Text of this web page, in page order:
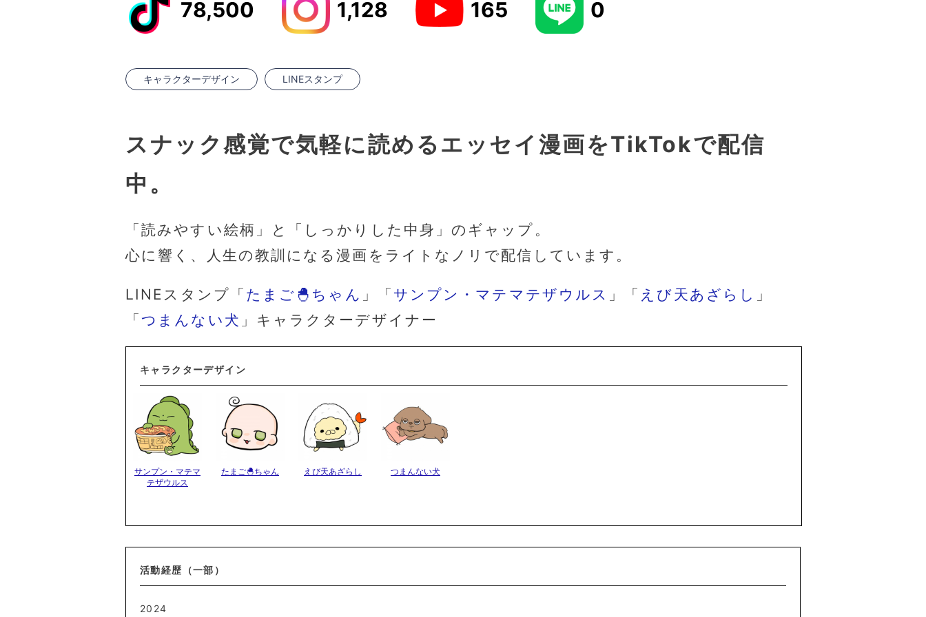
78,500 1,128 165 0
キャラクターデザイン LINEスタンプ
スナック感覚で気軽に読めるエッセイ漫画をTikTokで配信
中。
「読みやすい絵柄」と「しっかりした中身」のギャップ。
心に響く、人生の教訓になる漫画をライトなノリで配信しています。
LINEスタンプ「 たまご🐣ちゃん 」「 サンプン・マテマテザウルス 」「 えび天あざらし 」
「 つまんない犬 」キャラクターデザイナー
キャラクターデザイン
サンプン・マテマ
テザウルス
たまご🐣ちゃん えび天あざらし つまんない犬
活動経歴（一部）
2024